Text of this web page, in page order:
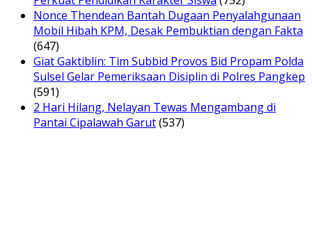
Nonce Thendean Bantah Dugaan Penyalahgunaan
Mobil Hibah KPM, Desak Pembuktian dengan Fakta
(647)
Giat Gaktiblin: Tim Subbid Provos Bid Propam Polda
Sulsel Gelar Pemeriksaan Disiplin di Polres Pangkep
(591)
2 Hari Hilang, Nelayan Tewas Mengambang di
Pantai Cipalawah Garut(537)